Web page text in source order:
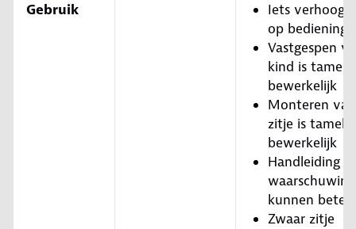
Gebruik
Iets
op
Vastgespen
kind is
bewerkelijk
Monteren
zitje is
bewerkelijk
Handleiding
kunnen beter
Zwaar zitje